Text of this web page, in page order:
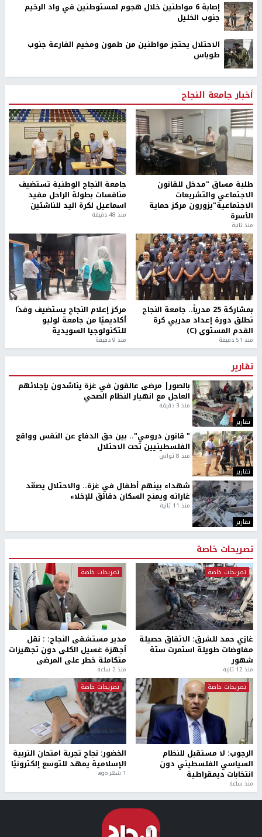
إصابة 6 مواطنين خلال هجوم لمستوطنين في واد الرخيم
جنوب الخليل
الاحتلال يحتجز مواطنين من طمون ومخيم الفارعة جنوب
طوباس
أخبار جامعة النجاح
طلبة مساق "مدخل للقانون
الاجتماعي والتشريعات
الاجتماعية"يزورون مركز حماية
الأسرة
منذ ثانية
جامعة النجاح الوطنية تستضيف
منافسات بطولة الراحل مفيد
اسماعيل لكرة اليد للناشئين
منذ 48 دقيقة
بمشاركة 25 مدرباً.. جامعة النجاح
تطلق دورة إعداد مدربي كرة
القدم المستوى (C)
منذ 51 دقيقة
مركز إعلام النجاح يستضيف وفدًا
أكاديميًا من جامعة لوليو
للتكنولوجيا السويدية
منذ 9 دقيقة
تقارير
تقارير
بالصور| مرضى عالقون في غزة يناشدون بإجلائهم
العاجل مع انهيار النظام الصحي
منذ 3 دقيقة
تقارير
" قانون درومي".. بين حق الدفاع عن النفس وواقع
الفلسطينيين تحت الاحتلال
منذ 8 ثواني
تقارير
شهداء بينهم أطفال في غزة.. والاحتلال يصعّد
غاراته ويمنح السكان دقائق للإخلاء
منذ 11 ثانية
تصريحات خاصة
تصريحات خاصة
غازي حمد للشرق: الاتفاق حصيلة
مفاوضات طويلة استمرت ستة
شهور
منذ 12 ثانية
تصريحات خاصة
مدير مستشفى النجاح: : نقل
أجهزة غسيل الكلى دون تجهيزات
متكاملة خطر على المرضى
منذ 2 ساعة
تصريحات خاصة
الرجوب: لا مستقبل للنظام
السياسي الفلسطيني دون
انتخابات ديمقراطية
منذ ساعة
تصريحات خاصة
الخضور: نجاح تجربة امتحان التربية
الإسلامية يمهد للتوسع إلكترونيًا
1 شهر ago